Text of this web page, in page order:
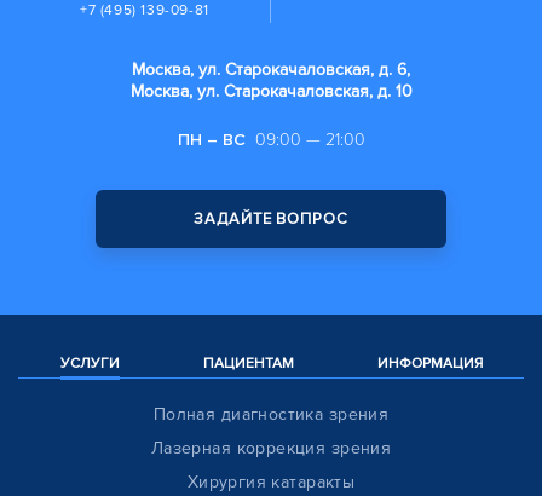
+7 (495) 139-09-81
Москва, ул. Старокачаловская, д. 6,
Москва, ул. Старокачаловская, д. 10
ПН – ВС 09:00 — 21:00
ЗАДАЙТЕ ВОПРОС
УСЛУГИ ПАЦИЕНТАМ ИНФОРМАЦИЯ
Полная диагностика зрения
Лазерная коррекция зрения
Хирургия катаракты